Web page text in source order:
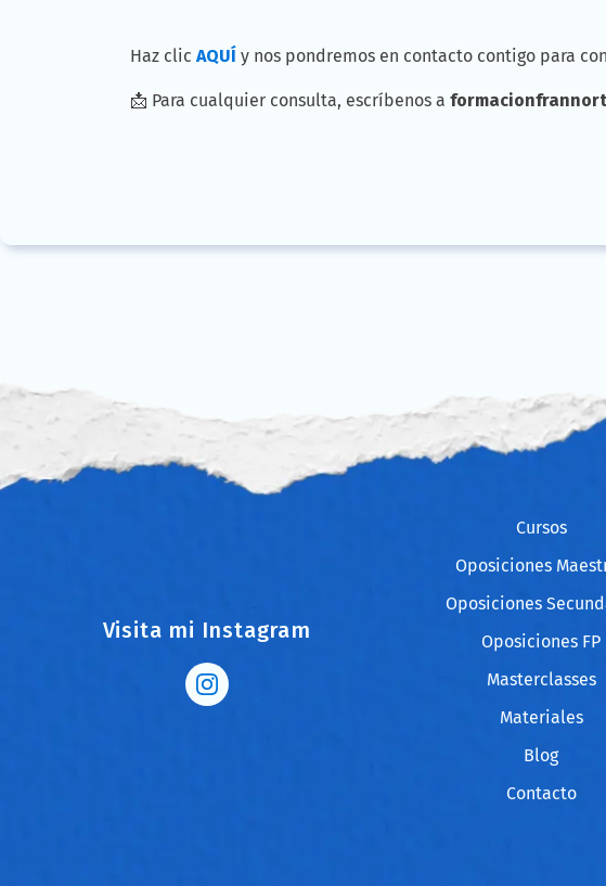
Haz clic AQUÍ y nos pondremos en contacto contigo para
📩 Para cualquier consulta, escríbenos a
Visita mi Instagram
Cursos
Oposiciones
Oposiciones
Oposiciones FP
Masterclasses
Materiales
Blog
Contacto